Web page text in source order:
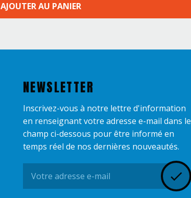
AJOUTER AU PANIER
NEWSLETTER
Inscrivez-vous à notre lettre d'information
en renseignant votre adresse e-mail dans le
champ ci-dessous pour être informé en
temps réel de nos dernières nouveautés.